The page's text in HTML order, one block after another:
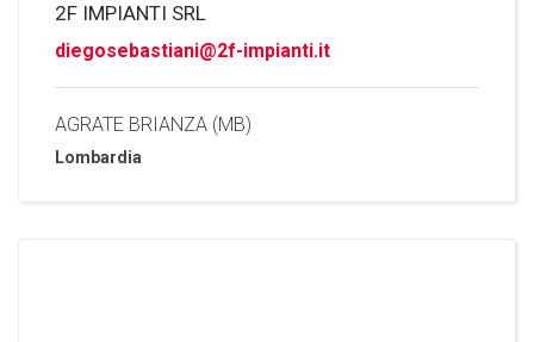
2F IMPIANTI SRL
diegosebastiani@2f-impianti.it
AGRATE BRIANZA (MB)
Lombardia